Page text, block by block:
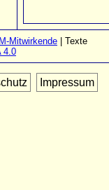
Mitwirkende | Texte
4.0
Impressum